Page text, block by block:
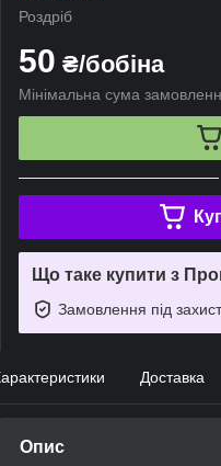
Роздріб
50 ₴/бобіна
Мінімальна сума
Що таке купити з
Замовлення під
Доставка
Опис